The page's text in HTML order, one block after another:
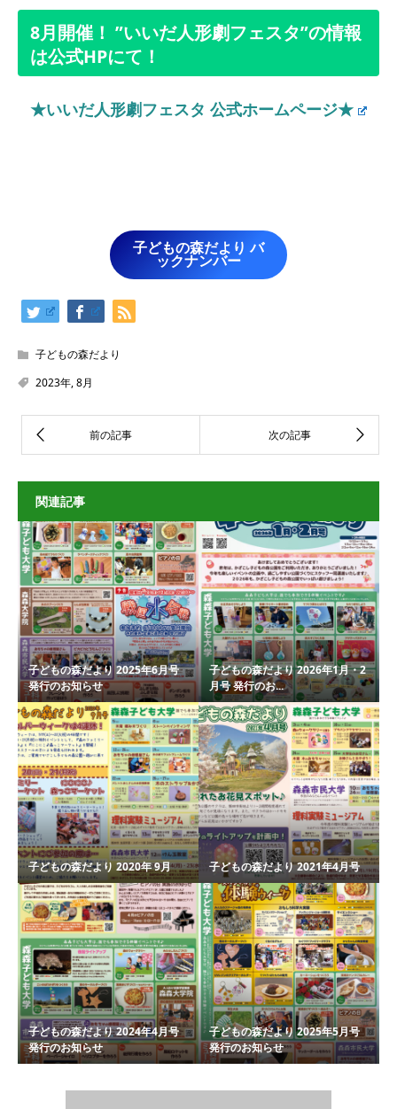
8月開催！ ”いいだ人形劇フェスタ”の情報
は公式HPにて！
★いいだ人形劇フェスタ 公式ホームページ★
子どもの森だより バ
ックナンバー
子どもの森だより
2023年,8月
関連記事
子どもの森だより 2025年6月号
発行のお知らせ
子どもの森だより 2026年1月・2
月号 発行のお...
子どもの森だより 2020年 9月 子どもの森だより 2021年4月号
子どもの森だより 2024年4月号
発行のお知らせ
子どもの森だより 2025年5月号
発行のお知らせ